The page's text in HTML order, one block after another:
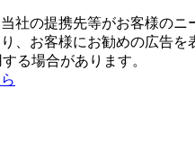
社の提携先等がお客様のニ
、お客様にお勧めの広告を
る場合があります。